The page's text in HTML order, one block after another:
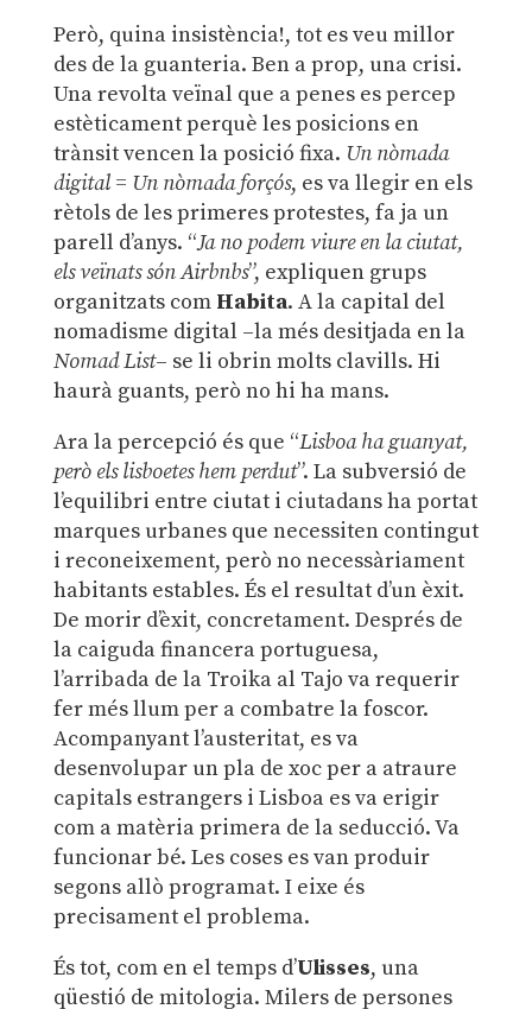
Però, quina insistència!, tot es veu millor
des de la guanteria. Ben a prop, una crisi.
Una revolta veïnal que a penes es percep
estèticament perquè les posicions en
trànsit vencen la posició fixa. Un nòmada
digital = Un nòmada forçós, es va llegir en els
rètols de les primeres protestes, fa ja un
parell d’anys. “Ja no podem viure en la ciutat,
els veïnats són Airbnbs”, expliquen grups
organitzats com Habita. A la capital del
nomadisme digital –la més desitjada en la
Nomad List– se li obrin molts clavills. Hi
haurà guants, però no hi ha mans.
Ara la percepció és que “Lisboa ha guanyat,
però els lisboetes hem perdut”. La subversió de
l’equilibri entre ciutat i ciutadans ha portat
marques urbanes que necessiten contingut
i reconeixement, però no necessàriament
habitants estables. És el resultat d’un èxit.
De morir d’èxit, concretament. Després de
la caiguda financera portuguesa,
l’arribada de la Troika al Tajo va requerir
fer més llum per a combatre la foscor.
Acompanyant l’austeritat, es va
desenvolupar un pla de xoc per a atraure
capitals estrangers i Lisboa es va erigir
com a matèria primera de la seducció. Va
funcionar bé. Les coses es van produir
segons allò programat. I eixe és
precisament el problema.
És tot, com en el temps d’Ulisses, una
qüestió de mitologia. Milers de persones